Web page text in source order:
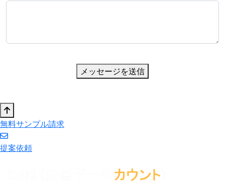
メッセージを送信
無料サンプル請求
提案依頼